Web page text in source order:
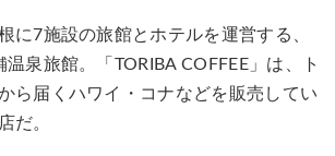
に7施設の旅館とホテルを運営する、
泉旅館。「TORIBA COFFEE」は、ト
ら届くハワイ・コナなどを販売してい
だ。